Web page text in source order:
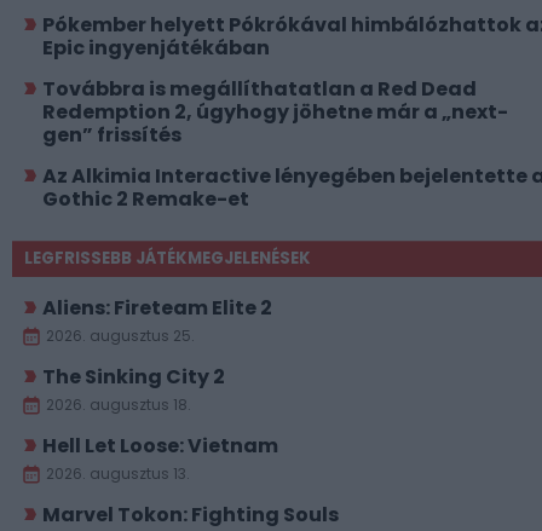
Pókember helyett Pókrókával himbálózhattok
Epic ingyenjátékában
Továbbra is megállíthatatlan a Red Dead
Redemption 2, úgyhogy jöhetne már a „next-
gen” frissítés
Az Alkimia Interactive lényegében bejelentette
Gothic 2 Remake-et
LEGFRISSEBB JÁTÉKMEGJELENÉSEK
Aliens: Fireteam Elite 2
2026. augusztus 25.
The Sinking City 2
2026. augusztus 18.
Hell Let Loose: Vietnam
2026. augusztus 13.
Marvel Tokon: Fighting Souls